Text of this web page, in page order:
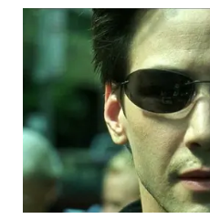
de
post